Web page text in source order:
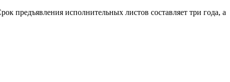
предъявления исполнительных листов составляет три года, а